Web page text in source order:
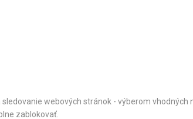
webových stránok - výberom
zablokovať.